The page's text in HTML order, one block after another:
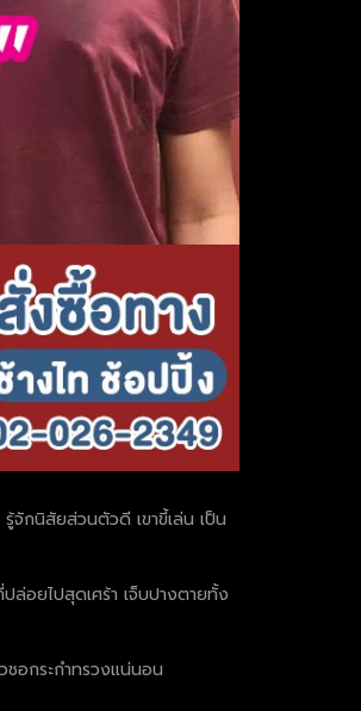
จักนิสัยส่วนตัวดี เขาขี้เล่น เป็น
ล่อยไปสุดเศร้า เจ็บปางตายทั้ง
อกระกำทรวงแน่นอน